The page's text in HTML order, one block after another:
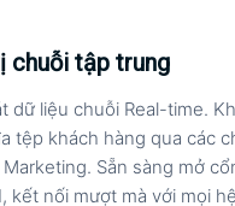
chuỗi tập trung
dữ liệu chuỗi Real-time.
tệp khách hàng qua các
Sẵn sàng mở
kết nối mượt mà với mọi hệ